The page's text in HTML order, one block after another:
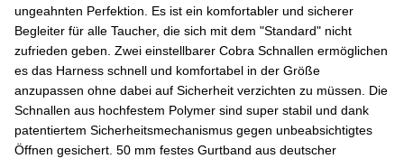
ungeahnten Perfektion. Es ist ein komfortabler und sicherer
Begleiter für alle Taucher, die sich mit dem "Standard" nicht
zufrieden geben. Zwei einstellbarer Cobra Schnallen ermöglichen
es das Harness schnell und komfortabel in der Größe
anzupassen ohne dabei auf Sicherheit verzichten zu müssen. Die
Schnallen aus hochfestem Polymer sind super stabil und dank
patentiertem Sicherheitsmechanismus gegen unbeabsichtigtes
Öffnen gesichert. 50 mm festes Gurtband aus deutscher